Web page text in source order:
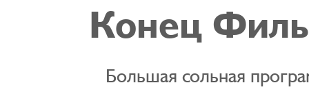
Конец
Большая сольная